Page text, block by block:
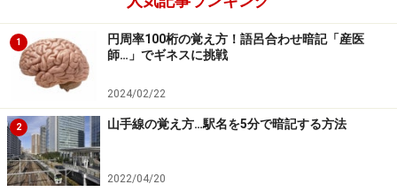
「くり返し」 です。
「そんなことは知っているよ。だから、くり返さないで
も記憶できる、忘れない“記憶術”を求めているんで
す！」と言われるかもしれません。ただ、やはりこれが
なんといっても記憶するため、忘れないための土台とな
ります。
1
円周率100桁の覚え方！語呂合わせ暗記「産医
師…」でギネスに挑戦
2024/02/22
2 山手線の覚え方…駅名を5分で暗記する方法
2022/04/20